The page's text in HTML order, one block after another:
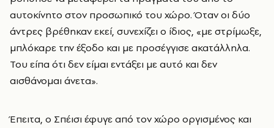
αυτοκίνητο στον προσωπικό του χώρο. Όταν οι δύο
άντρες βρέθηκαν εκεί, συνεχίζει ο ίδιος, «με στρίμωξε,
μπλόκαρε την έξοδο και με προσέγγισε ακατάλληλα.
Του είπα ότι δεν είμαι εντάξει με αυτό και δεν
αισθάνομαι άνετα».
Έπειτα, ο Σπέισι έφυγε από τον χώρο οργισμένος και